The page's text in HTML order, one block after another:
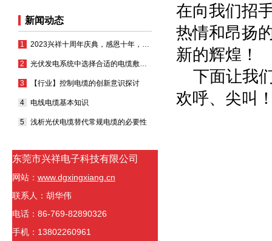
新闻动态
2023兴祥十周年庆典，感恩十年，凝心聚力再出发
光伏发电系统中选择合适的电缆敷设方式
【行业】控制电缆的创新意识探讨
电线电缆基本知识
浅析光伏电缆替代常规电缆的必要性
东莞市兴祥电子科技有限公司
网站： www.dgxingxiang.cn
联系人：胡华伟
电话：86-769-82890326
手机：13802260961
在向我们招
热情和昂扬
新的辉煌！
下面让我
欢呼、尖叫